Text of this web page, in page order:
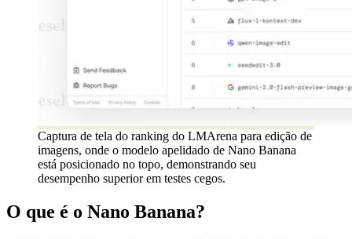
Captura de tela do ranking do LMArena para edição de
imagens, onde o modelo apelidado de Nano Banana
está posicionado no topo, demonstrando seu
desempenho superior em testes cegos.
O que é o Nano Banana?